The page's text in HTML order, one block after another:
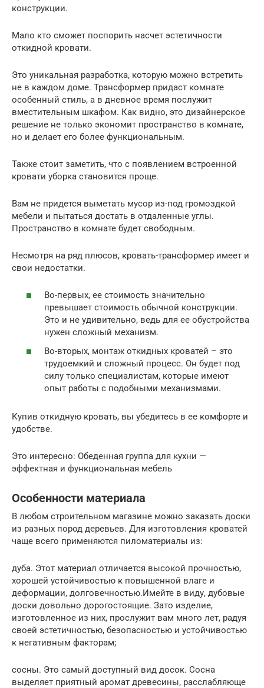
конструкции.
Мало кто сможет поспорить насчет эстетичности
откидной кровати.
Это уникальная разработка, которую можно встретить
не в каждом доме. Трансформер придаст комнате
особенный стиль, а в дневное время послужит
вместительным шкафом. Как видно, это дизайнерское
решение не только экономит пространство в комнате,
но и делает его более функциональным.
Также стоит заметить, что с появлением встроенной
кровати уборка становится проще.
Вам не придется выметать мусор из-под громоздкой
мебели и пытаться достать в отдаленные углы.
Пространство в комнате будет свободным.
Несмотря на ряд плюсов, кровать-трансформер имеет и
свои недостатки.
Во-первых, ее стоимость значительно
превышает стоимость обычной конструкции.
Это и не удивительно, ведь для ее обустройства
нужен сложный механизм.
Во-вторых, монтаж откидных кроватей – это
трудоемкий и сложный процесс. Он будет под
силу только специалистам, которые имеют
опыт работы с подобными механизмами.
Купив откидную кровать, вы убедитесь в ее комфорте и
удобстве.
Это интересно: Обеденная группа для кухни —
эффектная и функциональная мебель
Особенности материала
В любом строительном магазине можно заказать доски
из разных пород деревьев. Для изготовления кроватей
чаще всего применяются пиломатериалы из:
дуба. Этот материал отличается высокой прочностью,
хорошей устойчивостью к повышенной влаге и
деформации, долговечностью.Имейте в виду, дубовые
доски довольно дорогостоящие. Зато изделие,
изготовленное из них, прослужит вам много лет, радуя
своей эстетичностью, безопасностью и устойчивостью
к негативным факторам;
сосны. Это самый доступный вид досок. Сосна
выделяет приятный аромат древесины, расслабляюще